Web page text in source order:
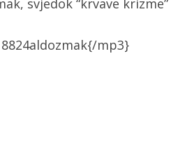
svjedok “krvave krizme”
mp3}